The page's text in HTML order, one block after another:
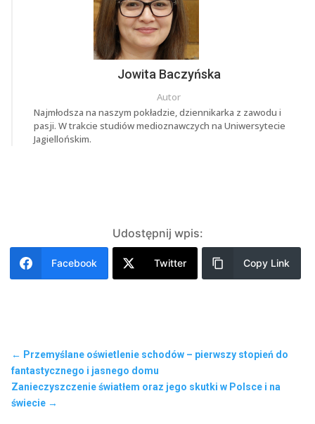
Jowita Baczyńska
Autor
Najmłodsza na naszym pokładzie, dziennikarka z zawodu i
pasji. W trakcie studiów medioznawczych na Uniwersytecie
Jagiellońskim.
Udostępnij wpis:
Facebook Twitter Copy Link
← Przemyślane oświetlenie schodów – pierwszy stopień do
fantastycznego i jasnego domu
Zanieczyszczenie światłem oraz jego skutki w Polsce i na
świecie→